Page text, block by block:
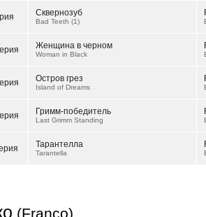
Сквернозуб
Bad Teeth (1)
Женщина в черном
Woman in Black
Остров грез
Island of Dreams
Гримм-победитель
Last Grimm Standing
Тарантелла
Tarantella
(Franco)